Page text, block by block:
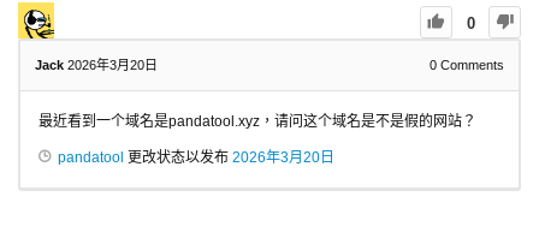
0
Jack 2026年3月20日 0 Comments
最近看到一个域名是pandatool.xyz，请问这个域名是不是假的网站？
pandatool 更改状态以发布 2026年3月20日